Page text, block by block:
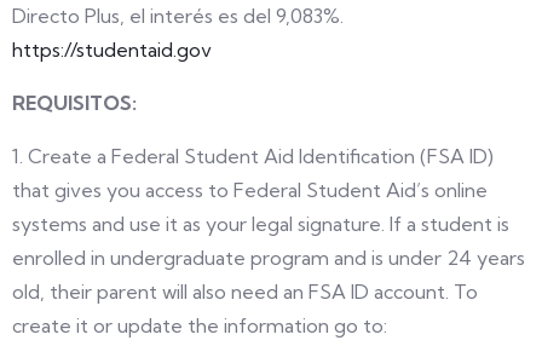
Directo Plus, el interés es del 9,083%.
https://studentaid.gov
REQUISITOS:
1. Create a Federal Student Aid Identification (FSA ID)
that gives you access to Federal Student Aid’s online
systems and use it as your legal signature. If a student is
enrolled in undergraduate program and is under 24 years
old, their parent will also need an FSA ID account. To
create it or update the information go to: